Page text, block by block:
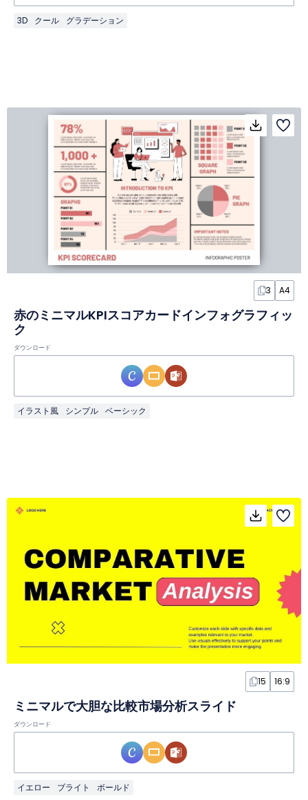
3D クール グラデーション
3 A4
赤のミニマルKPIスコアカードインフォグラフィッ
ク
ダウンロード
イラスト風 シンプル ベーシック
15 16:9
ミニマルで大胆な比較市場分析スライド
ダウンロード
イエロー ブライト ボールド